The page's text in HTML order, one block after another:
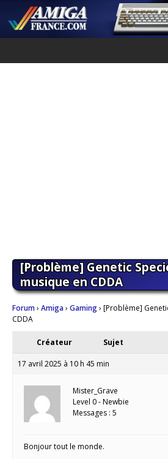
[Problème] Genetic
musique en CDDA
Forum› Amiga› Gaming› [Problème]
CDDA
Créateur Sujet
17 avril 2025 à 10 h 45 min
Mister_Grave
Level 0 - Newbie
Messages : 5
Bonjour tout le monde.